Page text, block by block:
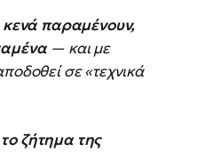
κενά παραμένουν,
— και με
σε «τεχνικά
ζήτημα της